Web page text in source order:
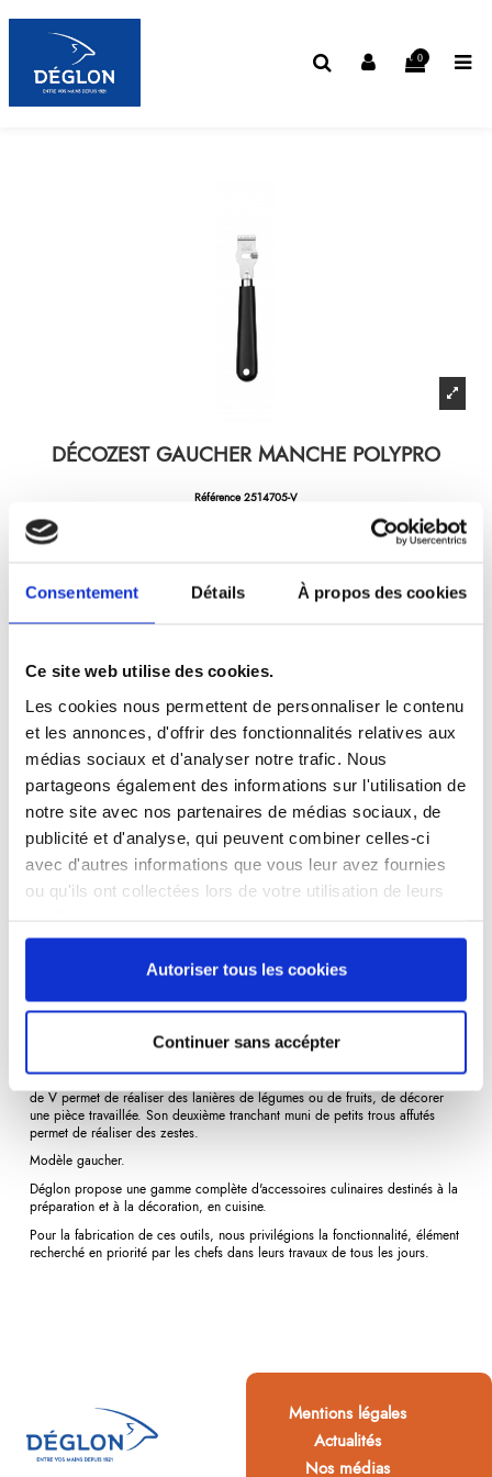
Consentement Détails À propos des cookies
Ce site web utilise des cookies.
Les cookies nous permettent de personnaliser le contenu
et les annonces, d'offrir des fonctionnalités relatives aux
médias sociaux et d'analyser notre trafic. Nous
partageons également des informations sur l'utilisation de
notre site avec nos partenaires de médias sociaux, de
publicité et d'analyse, qui peuvent combiner celles-ci
avec d'autres informations que vous leur avez fournies
ou qu'ils ont collectées lors de votre utilisation de leurs
Autoriser tous les cookies
Continuer sans accépter
0
DÉCOZEST GAUCHER MANCHE POLYPRO
Référence 2514705-V
Produit labellisé LONGTIME® - Conçu pour durer
14,73 € / TTC
Ajouter au panier
LeDécozestest un outil culinaire polyvalent. Son premier tranchant en forme
de V permet de réaliser des lanières de légumes ou de fruits, de décorer
une pièce travaillée. Son deuxième tranchant muni de petits trous affutés
permet de réaliser des zestes.
Modèle gaucher.
Déglon propose une gamme complète d'accessoires culinaires destinés à la
préparation et à la décoration, en cuisine.
Pour la fabrication de ces outils, nous privilégions la fonctionnalité, élément
recherché en priorité par les chefs dans leurs travaux de tous les jours.
Mentions légales
Actualités
Nos médias